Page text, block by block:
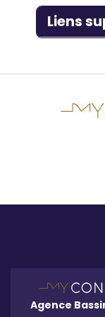
Titre
Liens
Agence